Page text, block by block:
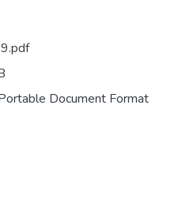
Document Format